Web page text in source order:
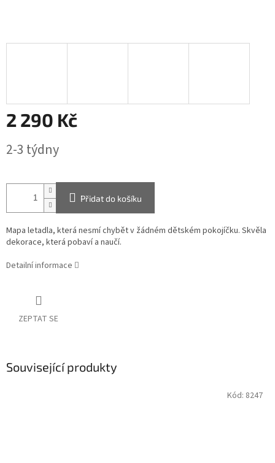
2 290 Kč
cena:
2-3 týdny
Přidat do košíku
Mapa letadla, která nesmí chybět v žádném dětském pokojíčku. Skvěla
dekorace, která pobaví a naučí.
Detailní informace
ZEPTAT SE
Související produkty
Kód: 8247